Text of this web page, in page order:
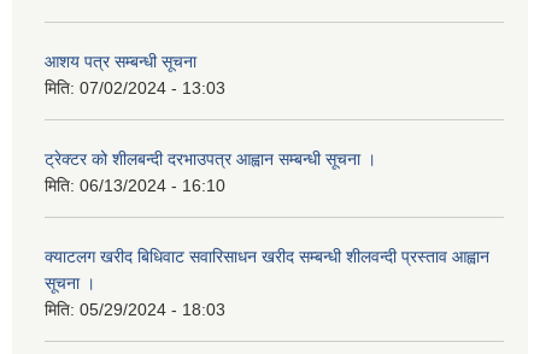
आशय पत्र सम्बन्धी सूचना
मिति: 07/02/2024 - 13:03
ट्रेक्टर को शीलबन्दी दरभाउपत्र आह्वान सम्बन्धी सूचना ।
मिति: 06/13/2024 - 16:10
क्याटलग खरीद बिधिवाट सवारिसाधन खरीद सम्बन्धी शीलवन्दी प्रस्ताव आह्वान
सूचना ।
मिति: 05/29/2024 - 18:03